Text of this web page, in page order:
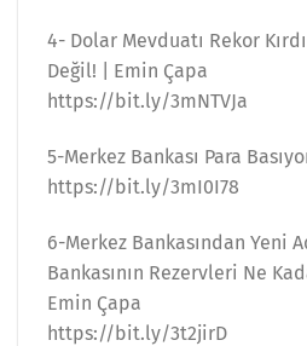
4- Dolar Mevduatı Rekor
Değil! | Emin Çapa
https://bit.ly/3mNTVJa
5-Merkez Bankası Para
https://bit.ly/3mI0I78
6-Merkez Bankasından Yeni
Bankasının Rezervleri Ne
Emin Çapa
https://bit.ly/3t2jirD